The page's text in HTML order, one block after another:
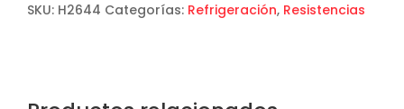
SKU: H2644 Categorías: Refrigeración, Resistencias